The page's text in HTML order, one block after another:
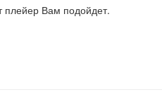
плейер Вам подойдет.